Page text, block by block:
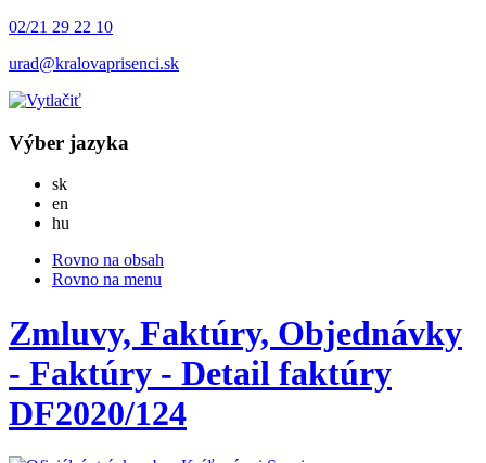
02/21 29 22 10
urad@kralovaprisenci.sk
Výber jazyka
skSlovensky
en
hu
Rovno na obsah
Rovno na menu
Zmluvy, Faktúry, Objednávky
- Faktúry - Detail faktúry
DF2020/124